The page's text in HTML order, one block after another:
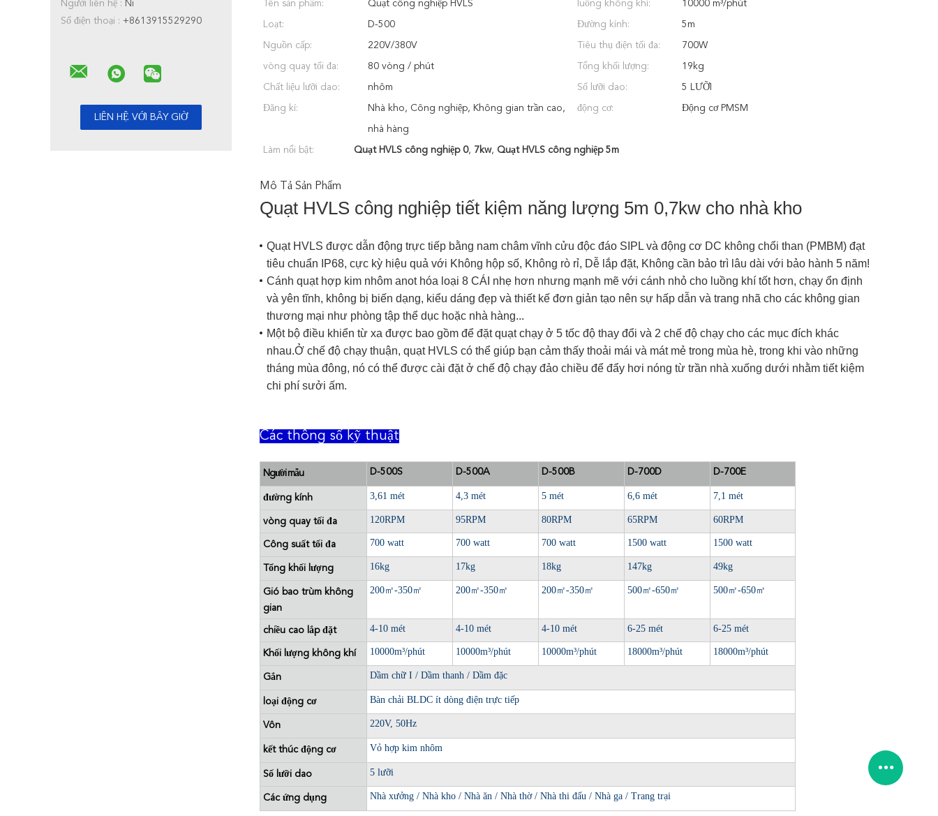
Người liên hệ : Ni
Số điện thoại : +8613915529290
Tên sản phẩm: Quạt công nghiệp HVLS luồng không khí: 10000 m³/phút
Loạt: D-500 Đường kính: 5m
Nguồn cấp: 220V/380V Tiêu thụ điện tối đa: 700W
vòng quay tối đa: 80 vòng / phút Tổng khối lượng: 19kg
Chất liệu lưỡi dao: nhôm Số lưỡi dao: 5 LƯỠI
Đăng kí: Nhà kho, Công nghiệp, Không gian trần cao,
nhà hàng
động cơ: Động cơ PMSM
Làm nổi bật: Quạt HVLS công nghiệp 0, 7kw, Quạt HVLS công nghiệp 5m
Mô Tả Sản Phẩm
Quạt HVLS công nghiệp tiết kiệm năng lượng 5m 0,7kw cho nhà kho
Quạt HVLS được dẫn động trực tiếp bằng nam châm vĩnh cửu độc đáo SIPL và động cơ DC không chổi than (PMBM) đạt
tiêu chuẩn IP68, cực kỳ hiệu quả với Không hộp số, Không rò rỉ, Dễ lắp đặt, Không cần bảo trì lâu dài với bảo hành 5 năm!
Cánh quạt hợp kim nhôm anot hóa loại 8 CÁI nhẹ hơn nhưng mạnh mẽ với cánh nhỏ cho luồng khí tốt hơn, chạy ổn định
và yên tĩnh, không bị biến dạng, kiểu dáng đẹp và thiết kế đơn giản tạo nên sự hấp dẫn và trang nhã cho các không gian
thương mại như phòng tập thể dục hoặc nhà hàng...
Một bộ điều khiển từ xa được bao gồm để đặt quạt chạy ở 5 tốc độ thay đổi và 2 chế độ chạy cho các mục đích khác
nhau.Ở chế độ chạy thuận, quạt HVLS có thể giúp bạn cảm thấy thoải mái và mát mẻ trong mùa hè, trong khi vào những
tháng mùa đông, nó có thể được cài đặt ở chế độ chạy đảo chiều để đẩy hơi nóng từ trần nhà xuống dưới nhằm tiết kiệm
chi phí sưởi ấm.
Các thông số kỹ thuật
Người mẫu D-500S D-500A D-500B D-700D D-700E
đường kính 3,61 mét 4,3 mét 5 mét 6,6 mét 7,1 mét
vòng quay tối đa 120RPM 95RPM 80RPM 65RPM 60RPM
Công suất tối đa 700 watt 700 watt 700 watt 1500 watt 1500 watt
Tổng khối lượng 16kg 17kg 18kg 147kg 49kg
Gió bao trùm không
gian
200㎡-350㎡ 200㎡-350㎡ 200㎡-350㎡ 500㎡-650㎡ 500㎡-650㎡
chiều cao lắp đặt 4-10 mét 4-10 mét 4-10 mét 6-25 mét 6-25 mét
Khối lượng không khí 10000m³/phút 10000m³/phút 10000m³/phút 18000m³/phút 18000m³/phút
Gắn Dầm chữ I / Dầm thanh / Dầm đặc
loại động cơ Bàn chải BLDC ít dòng điện trực tiếp
Vôn 220V, 50Hz
kết thúc động cơ Vỏ hợp kim nhôm
Số lưỡi dao 5 lưỡi
Các ứng dụng Nhà xưởng / Nhà kho / Nhà ăn / Nhà thờ / Nhà thi đấu / Nhà ga / Trang trại